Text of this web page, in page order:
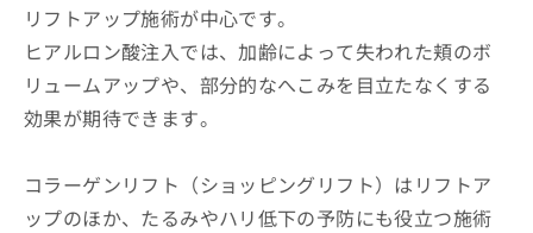
リフトアップ施術が中心です。
ヒアルロン酸注入では、加齢によって失われた頬のボ
リュームアップや、部分的なへこみを目立たなくする
効果が期待できます。
コラーゲンリフト（ショッピングリフト）はリフトア
ップのほか、たるみやハリ低下の予防にも役立つ施術